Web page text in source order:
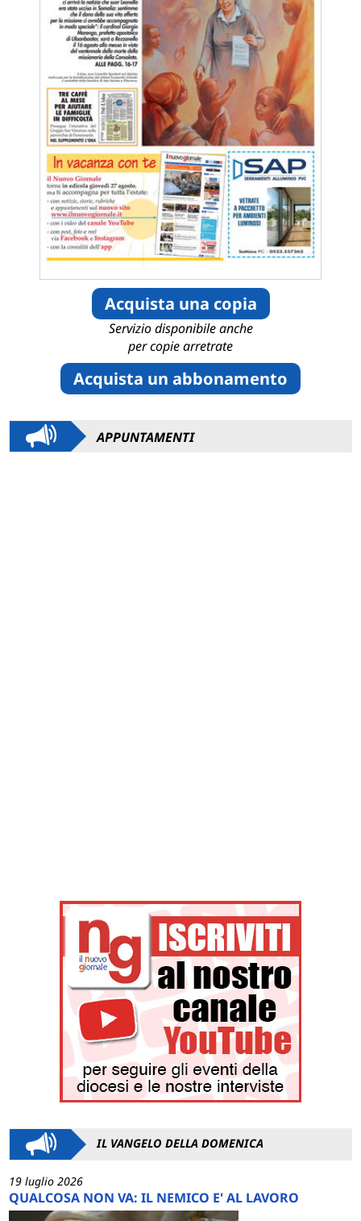
Acquista una copia
Servizio disponibile anche
per copie arretrate
Acquista un abbonamento
APPUNTAMENTI
IL VANGELO DELLA DOMENICA
19 luglio 2026
QUALCOSA NON VA: IL NEMICO E' AL LAVORO